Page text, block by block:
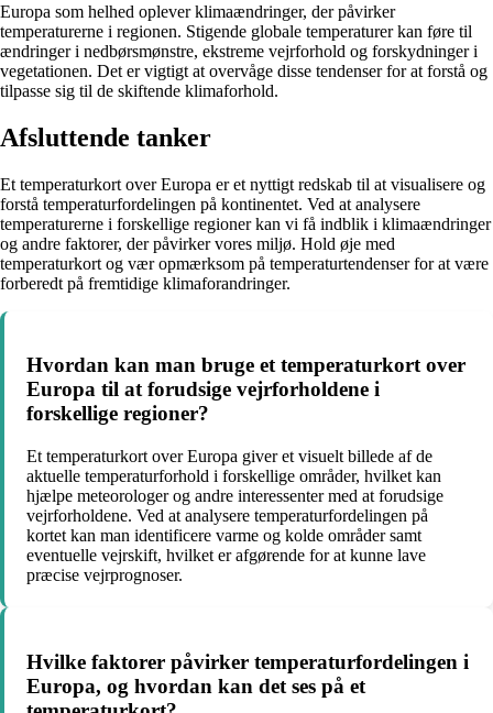
Europa som helhed oplever klimaændringer, der påvirker
temperaturerne i regionen. Stigende globale temperaturer kan føre til
ændringer i nedbørsmønstre, ekstreme vejrforhold og forskydninger i
vegetationen. Det er vigtigt at overvåge disse tendenser for at forstå og
tilpasse sig til de skiftende klimaforhold.
Afsluttende tanker
Et temperaturkort over Europa er et nyttigt redskab til at visualisere og
forstå temperaturfordelingen på kontinentet. Ved at analysere
temperaturerne i forskellige regioner kan vi få indblik i klimaændringer
og andre faktorer, der påvirker vores miljø. Hold øje med
temperaturkort og vær opmærksom på temperaturtendenser for at være
forberedt på fremtidige klimaforandringer.
Hvordan kan man bruge et temperaturkort over
Europa til at forudsige vejrforholdene i
forskellige regioner?
Et temperaturkort over Europa giver et visuelt billede af de
aktuelle temperaturforhold i forskellige områder, hvilket kan
hjælpe meteorologer og andre interessenter med at forudsige
vejrforholdene. Ved at analysere temperaturfordelingen på
kortet kan man identificere varme og kolde områder samt
eventuelle vejrskift, hvilket er afgørende for at kunne lave
præcise vejrprognoser.
Hvilke faktorer påvirker temperaturfordelingen i
Europa, og hvordan kan det ses på et